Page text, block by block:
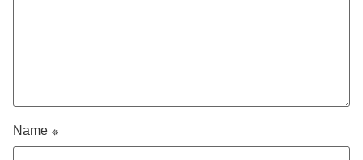
Name *